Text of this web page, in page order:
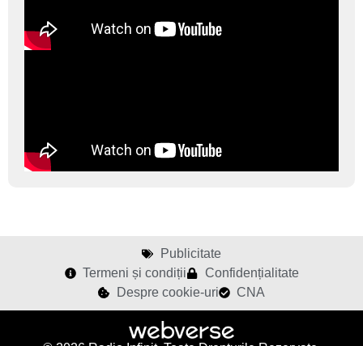
Publicitate
Termeni și condiții
Confidențialitate
Despre cookie-uri
CNA